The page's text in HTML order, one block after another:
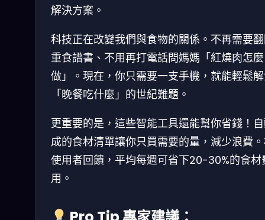
解決方案。
科技正在改變我們與食物的關係。不再需要
重食譜書、不用再打電話問媽媽「紅燒肉怎麼
做」。現在，你只需要一支手機，就能輕鬆
「晚餐吃什麼」的世紀難題。
更重要的是，這些智能工具還能幫你省錢！
成的食材清單讓你只買需要的量，減少浪費
使用者回饋，平均每週可省下20-30%的食材
用。